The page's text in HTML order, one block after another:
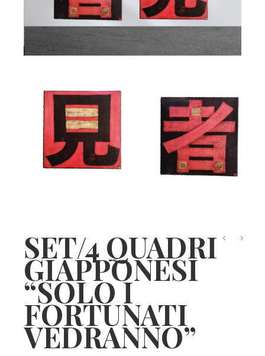
SET/4 QUADRI
GIAPPONESI
“SOLO I
FORTUNATI
VEDRANNO”